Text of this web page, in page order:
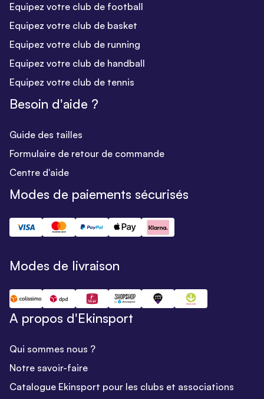
Equipez votre club de football
Equipez votre club de basket
Equipez votre club de running
Equipez votre club de handball
Equipez votre club de tennis
Besoin d'aide ?
Guide des tailles
Formulaire de retour de commande
Centre d'aide
Modes de paiements sécurisés
Modes de livraison
A propos d'Ekinsport
Qui sommes nous ?
Notre savoir-faire
Catalogue Ekinsport pour les clubs et associations